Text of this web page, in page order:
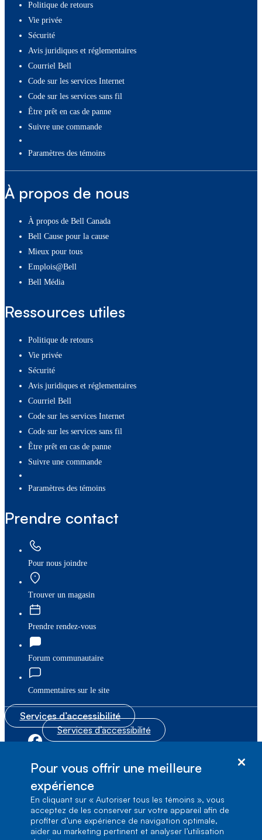
Politique de retours
Vie privée
Sécurité
Avis juridiques et réglementaires
Courriel Bell
Code sur les services Internet
Code sur les services sans fil
Être prêt en cas de panne
Suivre une commande
paramètres des témoins
À propos de nous
À propos de Bell Canada
Bell Cause pour la cause
Mieux pour tous
Emplois@Bell
Bell Média
Ressources utiles
Politique de retours
Vie privée
Sécurité
Avis juridiques et réglementaires
Courriel Bell
Code sur les services Internet
Code sur les services sans fil
Être prêt en cas de panne
Suivre une commande
paramètres des témoins
Prendre contact
Pour nous joindre
Trouver un magasin
Prendre rendez-vous
Forum communautaire
Commentaires sur le site
Services d’accessibilité
Services d’accessibilité
1, carrefour Alexander-Graham-Bell, Aile A-7,
Verdun, Québec, H3E 3B3
Pour vous offrir une meilleure
expérience
En cliquant sur « Autoriser tous les témoins », vous
acceptez de les conserver sur votre appareil afin de
profiter d’une expérience de navigation optimale,
aider au marketing pertinent et analyser l’utilisation